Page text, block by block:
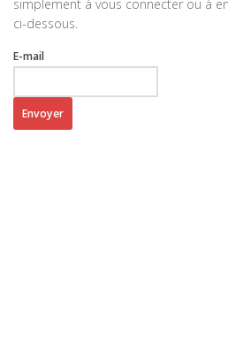
simplement à vous connecter ou à
ci-dessous.
E-mail